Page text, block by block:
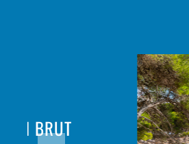
EN BRUT